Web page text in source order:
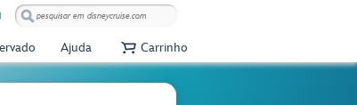
Ajuda Carrinho